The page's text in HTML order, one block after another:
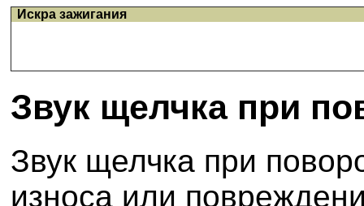
Искра зажигания
Звук щелчка при
Звук щелчка при
износа или